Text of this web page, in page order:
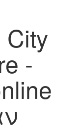
City
-